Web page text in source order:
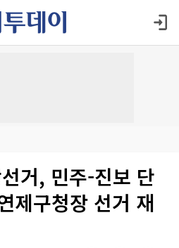
거, 민주-진보 단
제구청장 선거 재